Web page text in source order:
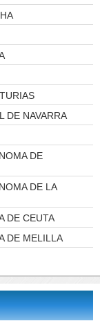
DE NAVARRA
DE
DE LA
DE CEUTA
DE MELILLA